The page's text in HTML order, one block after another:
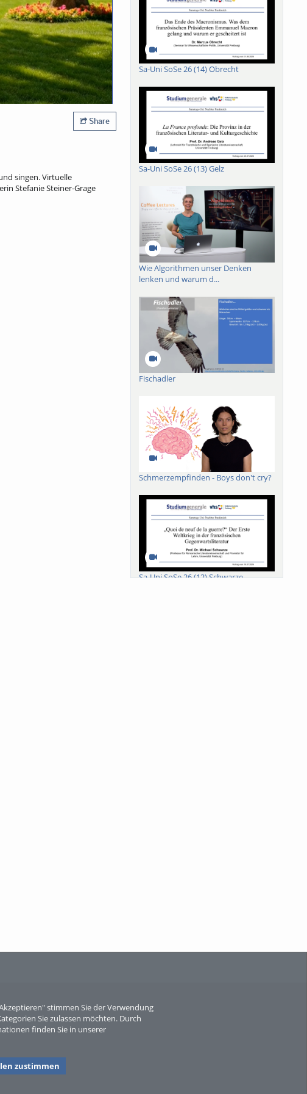
stimmen Sie der Verwendung
Sie zulassen möchten. Durch
finden Sie in unserer
zustimmen
Share
singen. Virtuelle
Stefanie Steiner-Grage
Sa-Uni SoSe 26 (14) Obrecht
Sa-Uni SoSe 26 (13) Gelz
Wie Algorithmen unser Denken
lenken und warum d...
Fischadler
Schmerzempfinden - Boys don't cry?
Sa-Uni SoSe 26 (12) Schwarze
Sperber